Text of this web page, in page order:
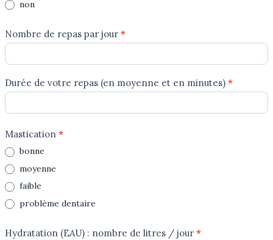
non
Nombre de repas par jour *
Durée de votre repas (en moyenne et en minutes) *
Mastication *
bonne
moyenne
faible
problème dentaire
Hydratation (EAU) : nombre de litres / jour *